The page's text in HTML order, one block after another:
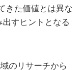
きた価値とは異な
すヒントとなる
のリサーチから